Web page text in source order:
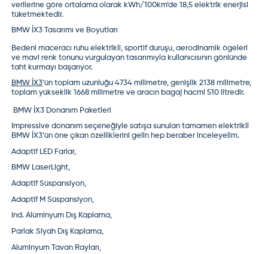
verilerine göre ortalama olarak kWh/100km’de 18,5 elektrik enerjisi
tüketmektedir.
BMW İX3 Tasarımı ve Boyutları
Bedeni maceracı ruhu elektrikli, sportif duruşu, aerodinamik ögeleri
ve mavi renk tonunu vurgulayan tasarımıyla kullanıcısının gönlünde
taht kurmayı başarıyor.
BMW İX3’üntoplam uzunluğu 4734 milimetre, genişlik 2138 milimetre,
toplam yükseklik 1668 milimetre ve aracın bagaj hacmi 510 litredir.
BMW İX3 Donanım Paketleri
Impressive donanım seçeneğiyle satışa sunulan tamamen elektrikli
BMW İX3’ün öne çıkan özelliklerini gelin hep beraber inceleyelim.
Adaptif LED Farlar,
BMW LaserLight,
Adaptif Süspansiyon,
Adaptif M Süspansiyon,
Ind. Alüminyum Dış Kaplama,
Parlak Siyah Dış Kaplama,
Aluminyum Tavan Rayları,